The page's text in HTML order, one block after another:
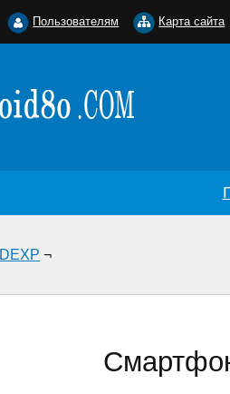
DEXP ¬
Пользователям Карта сайта